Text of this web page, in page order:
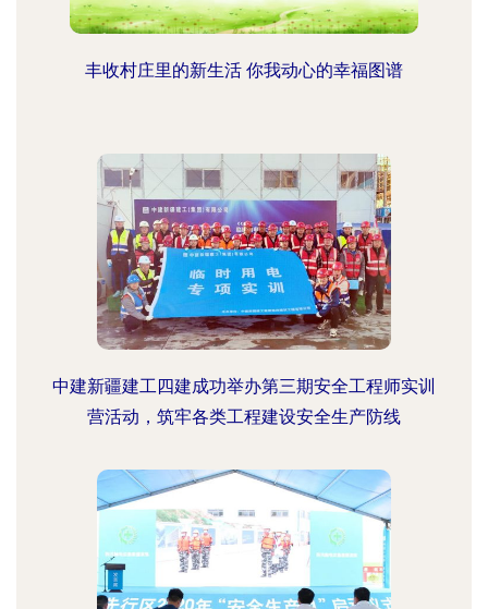
丰收村庄里的新生活 你我动心的幸福图谱
中建新疆建工四建成功举办第三期安全工程师实训
营活动，筑牢各类工程建设安全生产防线